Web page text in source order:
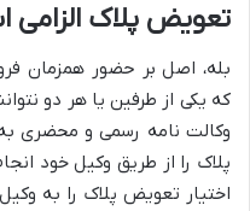
تعویض پلاک
بله، اصل بر حضور همزمان
که یکی از طرفین یا هر دو
وکالت نامه رسمی و محضری
پلاک را از طریق وکیل خود
اختیار تعویض پلاک را به